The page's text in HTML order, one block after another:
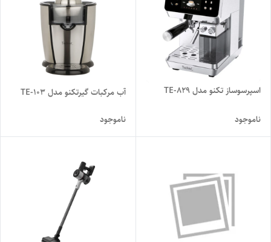
اسپرسوساز تکنو مدل TE-829
ناموجود
آب مرکبات گیرتکنو مدل TE-103
ناموجود